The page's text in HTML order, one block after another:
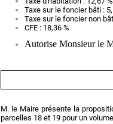
Taxe sur le foncier bâti :
Taxe sur le foncier non
CFE : 18,36 %
Autorise Monsieur le
M. le Maire présente la
parcelles 18 et 19 pour un